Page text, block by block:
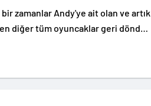
zamanlar Andy'ye ait olan ve artık
diğer tüm oyuncaklar geri döndü